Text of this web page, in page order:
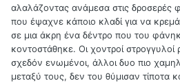
αλαλάζοντας ανάμεσα στις δροσερές
που έψαχνε κάποιο κλαδί για να
σε μια άκρη ένα δέντρο που του
κοντοστάθηκε. Οι χοντροί στρογγυλοί
σχεδόν ενωμένοι, άλλοι δυο πιο
μεταξύ τους, δεν του θύμισαν τίποτα